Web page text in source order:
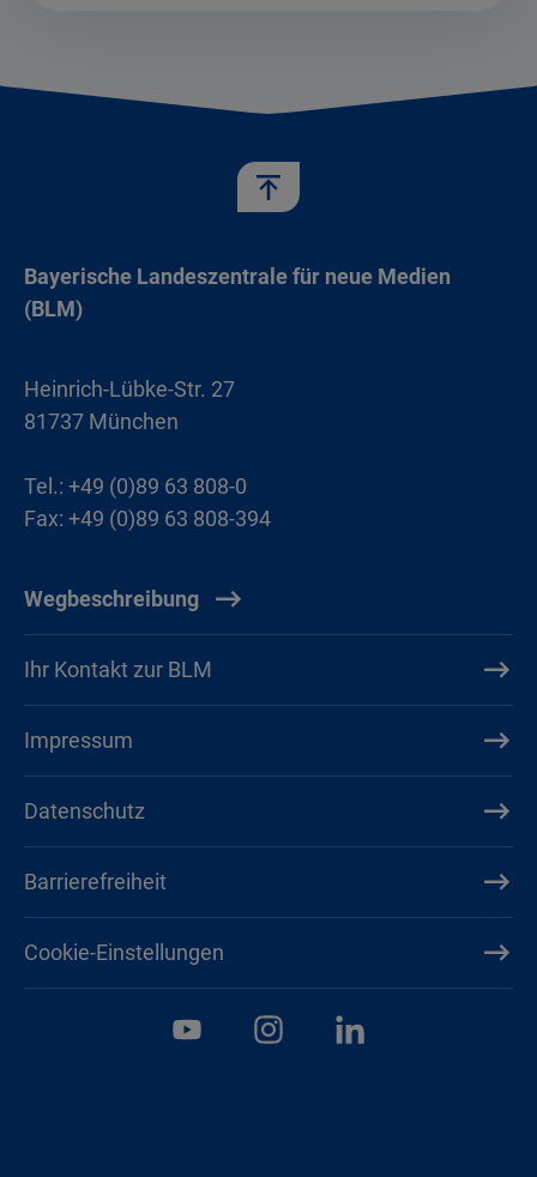
Bayerische Landeszentrale für neue Medien
(BLM)
Heinrich-Lübke-Str. 27
81737 München
Tel.: +49 (0)89 63 808-0
Fax: +49 (0)89 63 808-394
Wegbeschreibung
Ihr Kontakt zur BLM
Impressum
Datenschutz
Barrierefreiheit
Cookie-Einstellungen